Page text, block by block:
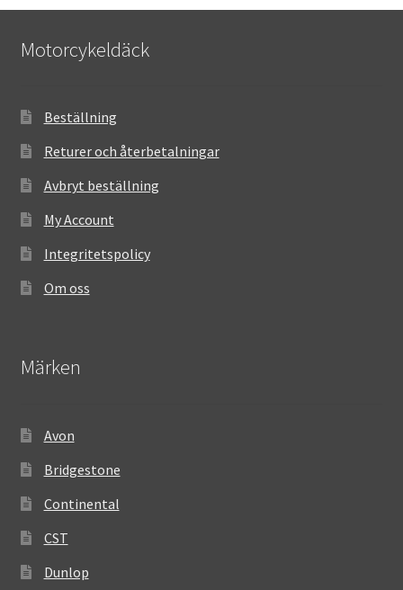
Motorcykeldäck
Beställning
Returer och återbetalningar
Avbryt beställning
My Account
Integritetspolicy
Om oss
Märken
Avon
Bridgestone
Continental
CST
Dunlop